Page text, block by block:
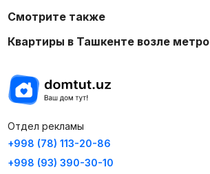
Смотрите также
Квартиры в Ташкенте возле метро
Отдел рекламы
+998 (78) 113-20-86
+998 (93) 390-30-10